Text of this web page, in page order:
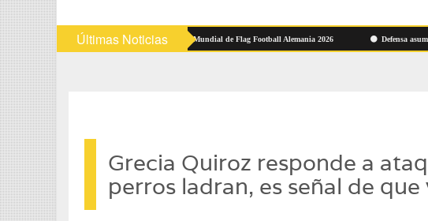
Últimas Noticias
Mexicanas reciben abanderamiento rumbo al Mundial de Flag Football Alemania 2026 Defensa asumiría
Grecia Quiroz responde a
perros ladran, es señal de